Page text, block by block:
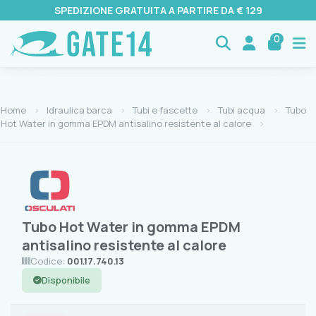
SPEDIZIONE GRATUITA A PARTIRE DA € 129
0
Home Idraulica barca Tubi e fascette Tubi acqua
Tubo
Hot Water in gomma EPDM antisalino resistente al calore
Tubo Hot Water in gomma EPDM
antisalino resistente al calore
Codice: 001.17.740.13
Disponibile